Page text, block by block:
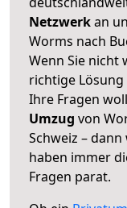
Netzwerkan
Worms nach
Wenn Sie nicht
richtige
Ihre Fragen
Umzug von
Schweiz –
haben immer
Fragen parat.